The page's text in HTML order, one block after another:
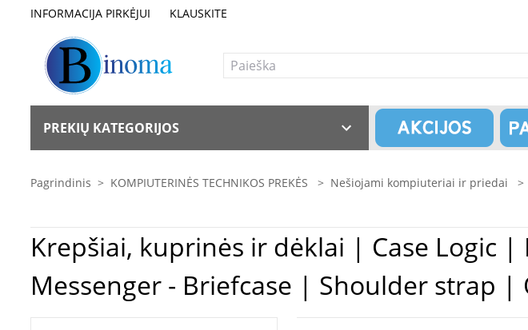
INFORMACIJA PIRKĖJUI KLAUSKITE
PREKIŲ KATEGORIJOS
Pagrindinis > KOMPIUTERINĖS TECHNIKOS PREKĖS > Nešiojami kompiuteriai ir priedai >
Krepšiai, kuprinės ir dėklai | Case Logic | Era Attaché | Fits up to size 14 " |
Messenger - Briefcase | Shoulder strap |